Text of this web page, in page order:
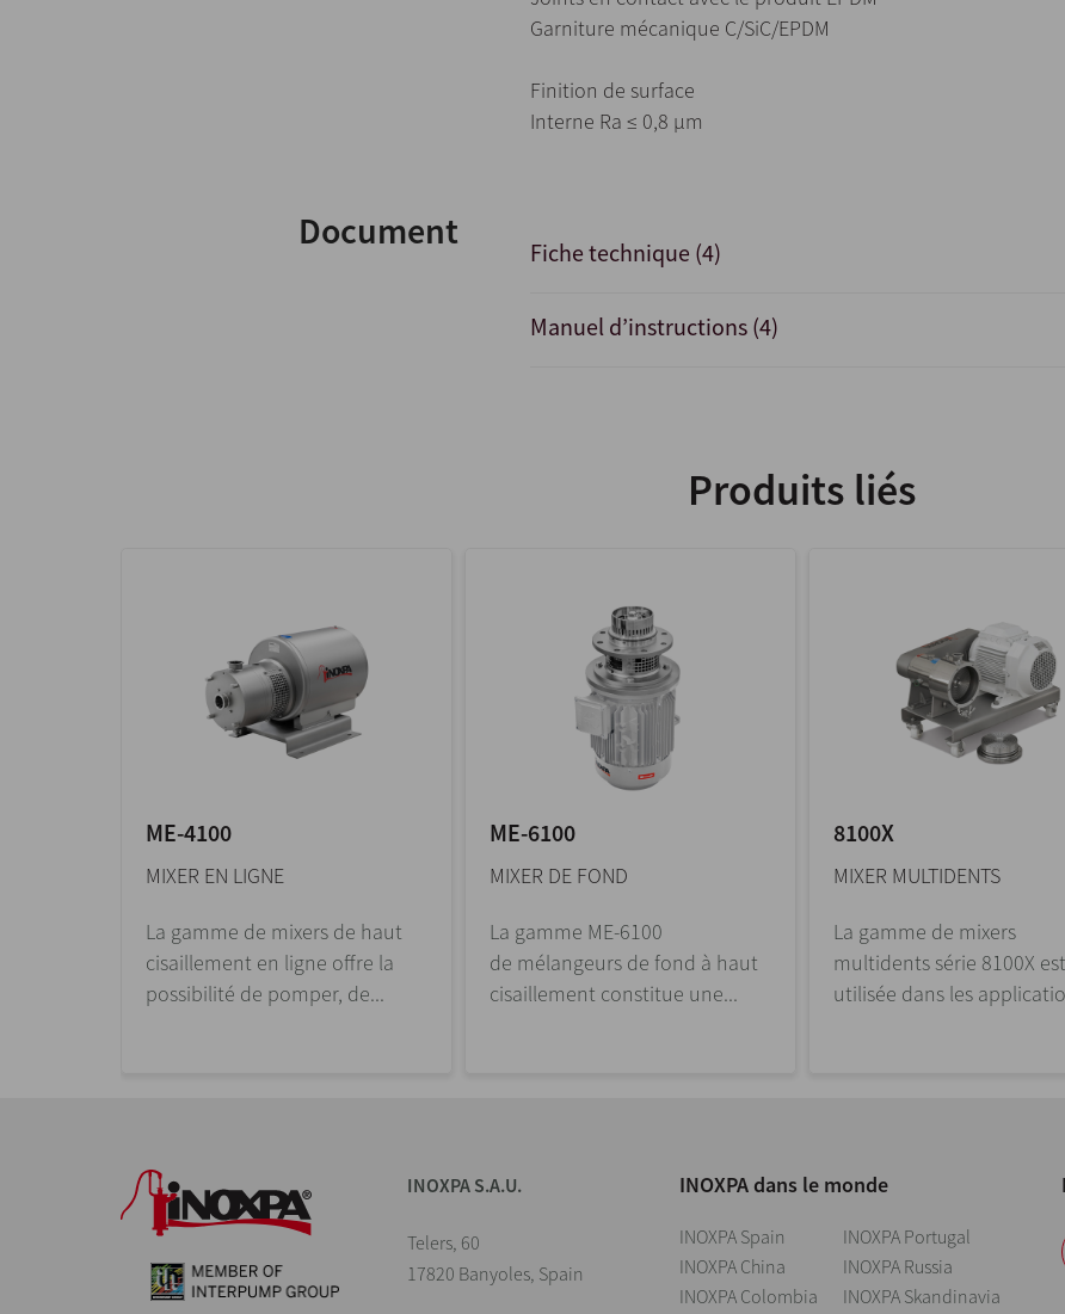
Garniture mécanique C/SiC/EPDM
Finition de surface
Interne Ra ≤ 0,8 μm
Document Fiche technique (4)
Manuel d’instructions (4)
Produits liés
ME-4100
MIXER EN LIGNE
La gamme de mixers de haut
cisaillement en ligne offre la
possibilité de pomper, de...
ME-6100
MIXER DE FOND
La gamme ME-6100
de mélangeurs de fond à haut
cisaillement constitue une...
8100X
MIXER MULTIDENTS
La gamme de mixers
multidents série 8100X est
utilisée dans les
INOXPA S.A.U.
Telers, 60
17820 Banyoles, Spain
INOXPA dans le monde
INOXPA Spain
INOXPA China
INOXPA Colombia
INOXPA Portugal
INOXPA Russia
INOXPA Skandinavia